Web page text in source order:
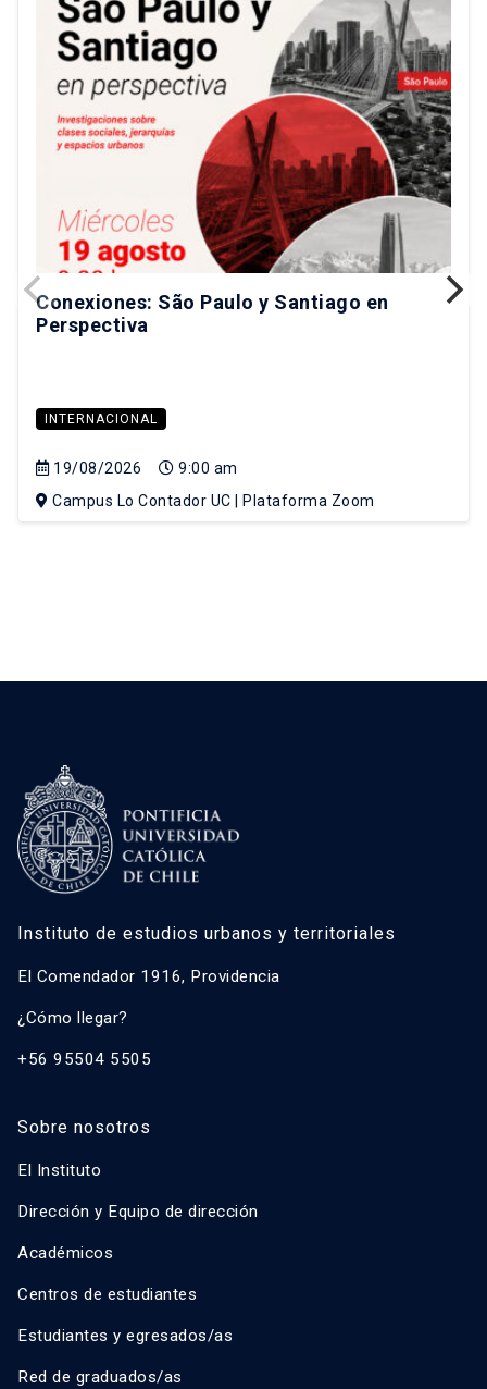
Conexiones: São Paulo y Santiago en
Perspectiva
INTERNACIONAL
19/08/2026
9:00 am
Campus Lo Contador UC | Plataforma Zoom
Instituto de estudios urbanos y territoriales
El Comendador 1916, Providencia
¿Cómo llegar?
+56 95504 5505
Sobre nosotros
El Instituto
Dirección y Equipo de dirección
Académicos
Centros de estudiantes
Estudiantes y egresados/as
Red de graduados/as